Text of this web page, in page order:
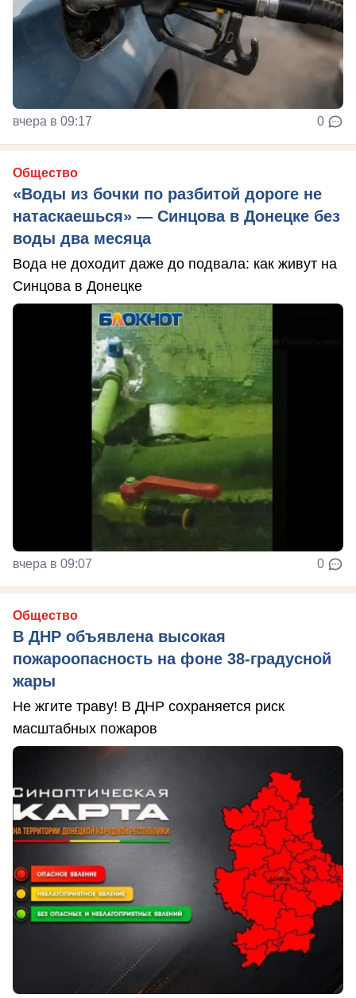
вчера в 09:17 0
Общество
«Воды из бочки по разбитой дороге не
натаскаешься» — Синцова в Донецке без
воды два месяца
Вода не доходит даже до подвала: как живут на
Синцова в Донецке
вчера в 09:07 0
Общество
В ДНР объявлена высокая
пожароопасность на фоне 38-градусной
жары
Не жгите траву! В ДНР сохраняется риск
масштабных пожаров